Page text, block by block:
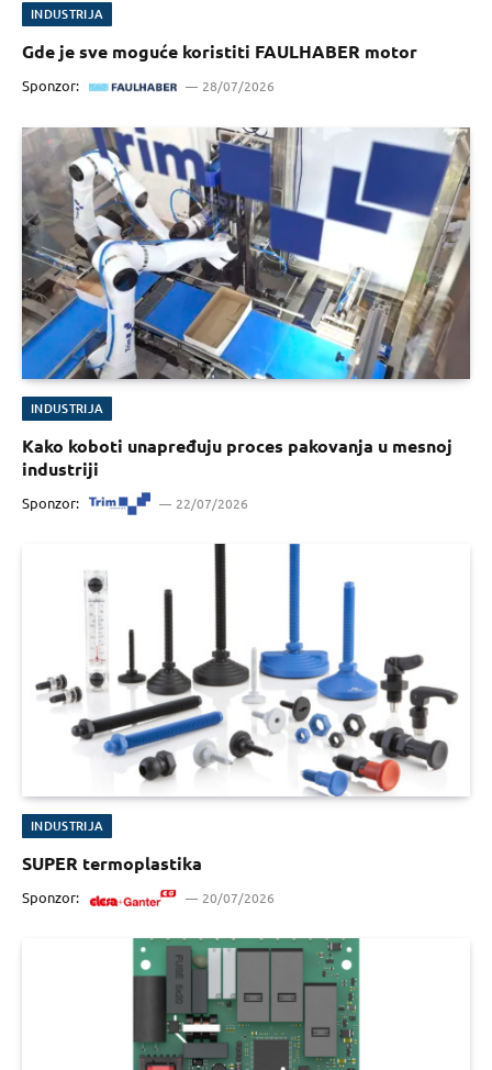
INDUSTRIJA
Gde je sve moguće koristiti FAULHABER motor
Sponzor: 28/07/2026
INDUSTRIJA
Kako koboti unapređuju proces pakovanja u mesnoj
industriji
Sponzor: 22/07/2026
INDUSTRIJA
SUPER termoplastika
Sponzor: 20/07/2026